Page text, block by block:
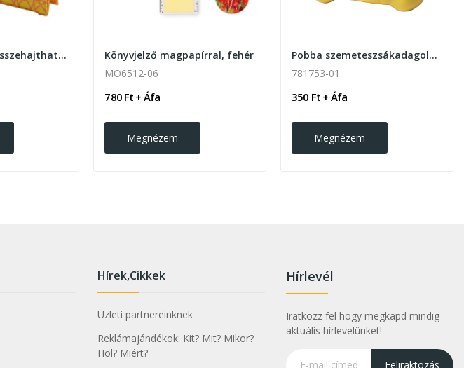
Szublimálható összehajtható RPET ülőpárna
Könyvjelző magpapírral, fehér
MO6512-06
780 Ft + Áfa
Megnézem
Pobba szemeteszsákadagoló kutyáknak
781753-01
350 Ft + Áfa
Megnézem
Hírek,Cikkek
Üzleti partnereinknek
Reklámajándékok: Kit? Mit? Mikor?
Hol? Miért?
Hírlevél
Iratkozz fel hogy megkapd mindig
aktuális hírlevelünket!
Feliraktozás